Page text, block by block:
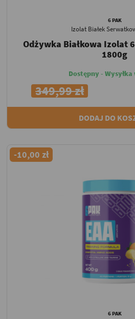
6 PAK
Izolat Białek
Odżywka Białkowa Izolat
1800g
Dostępny - Wysyłka
349,99 zł
DODAJ DO
-10,00 zł
6 PAK